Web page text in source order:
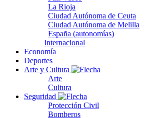
La Rioja
Ciudad Autónoma de Ceuta
Ciudad Autónoma de Melilla
España (autonomías)
Internacional
Economía
Deportes
Arte y Cultura
Arte
Cultura
Seguridad
Protección Civil
Bomberos